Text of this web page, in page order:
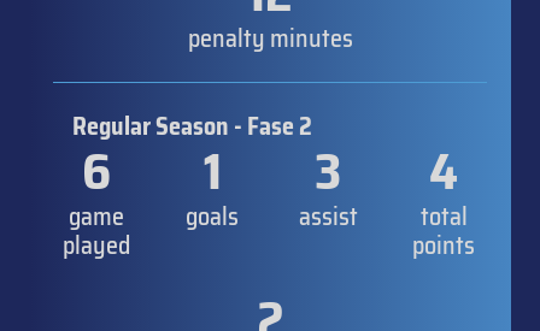
penalty minutes
Regular Season - Fase 2
6
game
played
1
goals
3
assist
4
total
points